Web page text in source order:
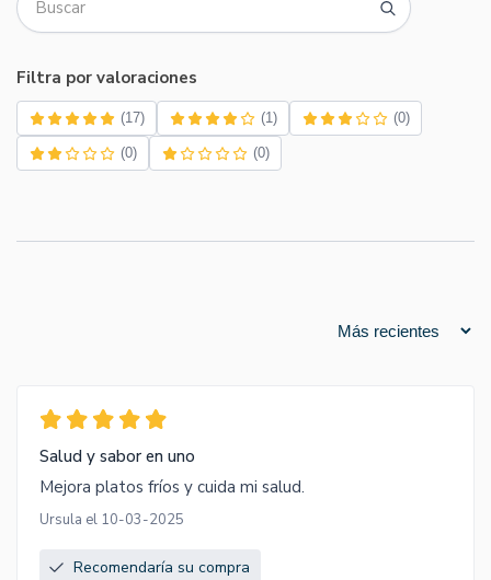
Filtra por valoraciones
(17) (1) (0)
(0) (0)
Salud y sabor en uno
Mejora platos fríos y cuida mi salud.
Ursula el 10-03-2025
Recomendaría su compra